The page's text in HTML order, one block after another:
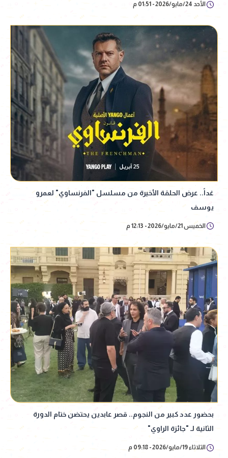
الأحد 24/مايو/2026 - 01:51 م
غداً.. عرض الحلقة الأخيرة من مسلسل "الفرنساوي" لعمرو
يوسف
الخميس 21/مايو/2026 - 12:13 م
بحضور عدد كبير من النجوم.. قصر عابدين يحتضن ختام الدورة
الثانية لـ "جائزة الراوي"
الثلاثاء 19/مايو/2026 - 09:18 م